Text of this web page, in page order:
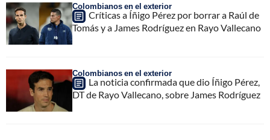
Colombianos en el exterior
Críticas a Íñigo Pérez por borrar a Raúl de
Tomás y a James Rodríguez en Rayo Vallecano
Colombianos en el exterior
La noticia confirmada que dio Íñigo Pérez,
DT de Rayo Vallecano, sobre James Rodríguez